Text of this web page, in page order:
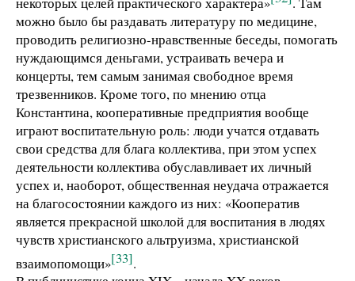
можно было бы раздавать литературу по медицине,
проводить религиозно-нравственные беседы, помогать
нуждающимся деньгами, устраивать вечера и
концерты, тем самым занимая свободное время
трезвенников. Кроме того, по мнению отца
Константина, кооперативные предприятия вообще
играют воспитательную роль: люди учатся отдавать
свои средства для блага коллектива, при этом успех
деятельности коллектива обуславливает их личный
успех и, наоборот, общественная неудача отражается
на благосостоянии каждого из них: «Кооператив
является прекрасной школой для воспитания в людях
чувств христианского альтруизма, христианской
взаимопомощи»[33].